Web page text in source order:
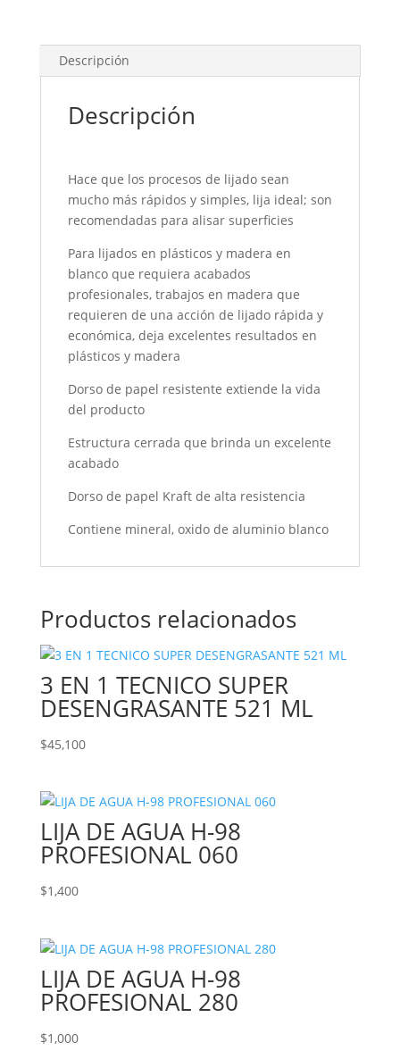
Descripción
Descripción
Hace que los procesos de lijado sean
mucho más rápidos y simples, lija ideal; son
recomendadas para alisar superficies
Para lijados en plásticos y madera en
blanco que requiera acabados
profesionales, trabajos en madera que
requieren de una acción de lijado rápida y
económica, deja excelentes resultados en
plásticos y madera
Dorso de papel resistente extiende la vida
del producto
Estructura cerrada que brinda un excelente
acabado
Dorso de papel Kraft de alta resistencia
Contiene mineral, oxido de aluminio blanco
Productos relacionados
3 EN 1 TECNICO SUPER
DESENGRASANTE 521 ML
$45,100
LIJA DE AGUA H-98
PROFESIONAL 060
$1,400
LIJA DE AGUA H-98
PROFESIONAL 280
$1,000